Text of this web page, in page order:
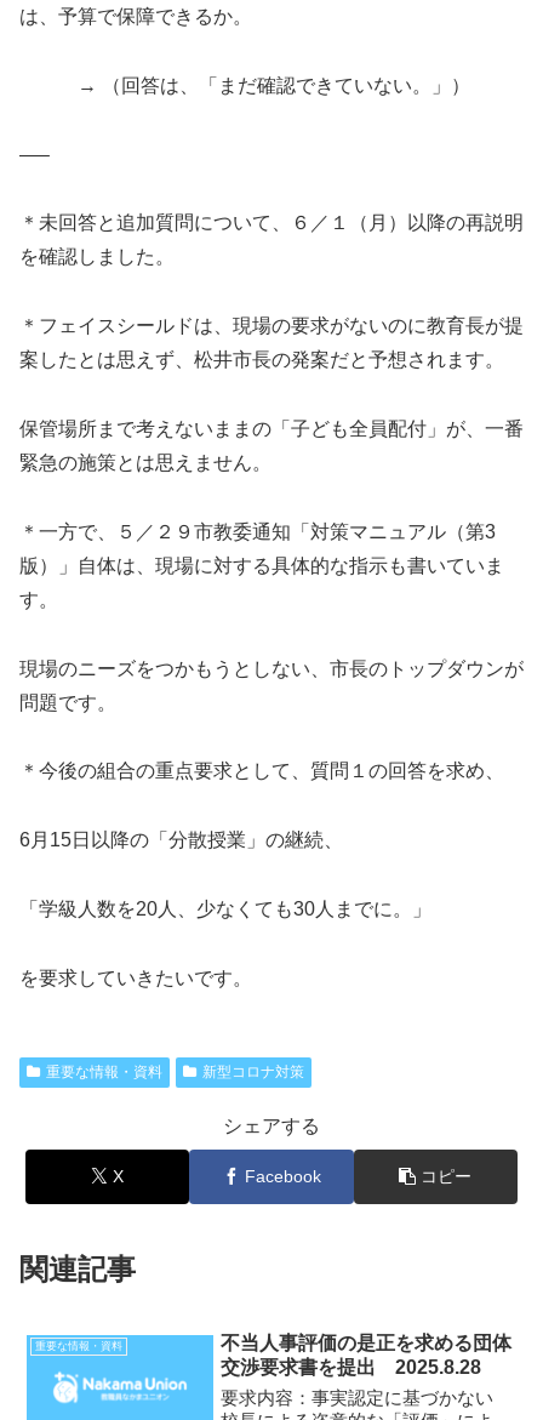
は、予算で保障できるか。
→ （回答は、「まだ確認できていない。」）
—–
＊未回答と追加質問について、６／１（月）以降の再説明
を確認しました。
＊フェイスシールドは、現場の要求がないのに教育長が提
案したとは思えず、松井市長の発案だと予想されます。
保管場所まで考えないままの「子ども全員配付」が、一番
緊急の施策とは思えません。
＊一方で、５／２９市教委通知「対策マニュアル（第3
版）」自体は、現場に対する具体的な指示も書いていま
す。
現場のニーズをつかもうとしない、市長のトップダウンが
問題です。
＊今後の組合の重点要求として、質問１の回答を求め、
6月15日以降の「分散授業」の継続、
「学級人数を20人、少なくても30人までに。」
を要求していきたいです。
重要な情報・資料 新型コロナ対策
シェアする
X Facebook コピー
関連記事
重要な情報・資料
不当人事評価の是正を求める団体
交渉要求書を提出 2025.8.28
要求内容：事実認定に基づかない